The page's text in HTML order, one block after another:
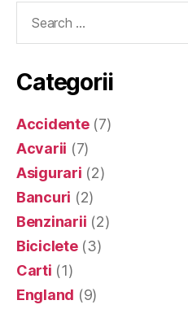
Categorii
Accidente(7)
Acvarii (7)
Asigurari (2)
Bancuri (2)
Benzinarii (2)
Biciclete(3)
Carti (1)
England (9)